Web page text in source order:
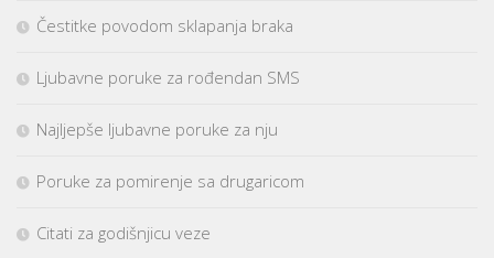
Čestitke povodom sklapanja braka
Ljubavne poruke za rođendan SMS
Najljepše ljubavne poruke za nju
Poruke za pomirenje sa drugaricom
Citati za godišnjicu veze